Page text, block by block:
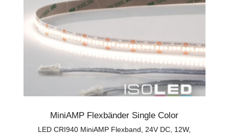
MiniAMP Flexbänder Single Color
LED CRI940 MiniAMP Flexband, 24V DC, 12W,